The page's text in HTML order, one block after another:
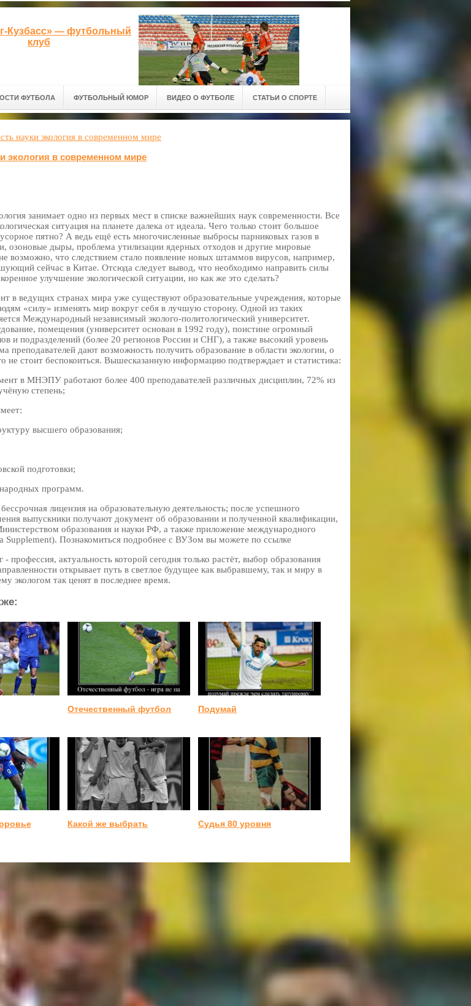
Кузбасс» — футбольный
клуб
ФУТБОЛА ФУТБОЛЬНЫЙ ЮМОР ВИДЕО О ФУТБОЛЕ СТАТЬИ О СПОРТЕ
науки экология в современном мире
экология в современном мире
занимает одно из первых мест в списке важнейших наук современности. Все
ситуация на планете далека от идеала. Чего только стоит большое
пятно? А ведь ещё есть многочисленные выбросы парниковых газов в
озоновые дыры, проблема утилизации ядерных отходов и другие мировые
возможно, что следствием стало появление новых штаммов вирусов, например,
сейчас в Китае. Отсюда следует вывод, что необходимо направить силы
улучшение экологической ситуации, но как же это сделать?
в ведущих странах мира уже существуют образовательные учреждения, которые
«силу» изменять мир вокруг себя в лучшую сторону. Одной из таких
Международный независимый эколого-политологический университет.
помещения (университет основан в 1992 году), поистине огромный
и подразделений (более 20 регионов России и СНГ), а также высокий уровень
преподавателей дают возможность получить образование в области экологии, о
не стоит беспокоиться. Вышесказанную информацию подтверждает и статистика:
в МНЭПУ работают более 400 преподавателей различных дисциплин, 72% из
степень;
высшего образования;
подготовки;
программ.
лицензия на образовательную деятельность; после успешного
выпускники получают документ об образовании и полученной квалификации,
образования и науки РФ, а также приложение международного
Supplement). Познакомиться подробнее с ВУЗом вы можете по ссылке
- профессия, актуальность которой сегодня только растёт, выбор образования
открывает путь в светлое будущее как выбравшему, так и миру в
экологом так ценят в последнее время.
Отечественный футбол Подумай
Какой же выбрать Судья 80 уровня